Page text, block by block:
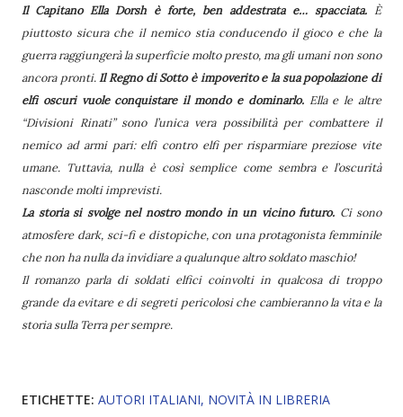
Il Capitano Ella Dorsh è forte, ben addestrata e… spacciata.
È
piuttosto sicura che il nemico stia conducendo il gioco e che la
guerra raggiungerà la superficie molto presto, ma gli umani non sono
ancora pronti. Il Regno di Sotto è impoverito e la sua popolazione di
elfi oscuri vuole conquistare il mondo e dominarlo. Ella e le altre
“Divisioni Rinati” sono l’unica vera possibilità per combattere il
nemico ad armi pari: elfi contro elfi per risparmiare preziose vite
umane. Tuttavia, nulla è così semplice come sembra e l’oscurità
nasconde molti imprevisti.
La storia si svolge nel nostro mondo in un vicino futuro. Ci sono
atmosfere dark, sci-fi e distopiche, con una protagonista femminile
che non ha nulla da invidiare a qualunque altro soldato maschio!
Il romanzo parla di soldati elfici coinvolti in qualcosa di troppo
grande da evitare e di segreti pericolosi che cambieranno la vita e la
storia sulla Terra per sempre.
ETICHETTE: AUTORI ITALIANI NOVITÀ IN LIBRERIA